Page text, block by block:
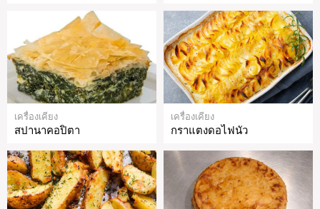
เครื่องเคียง
สปานาคอปิตา
เครื่องเคียง
กราแตงดอไฟนัว